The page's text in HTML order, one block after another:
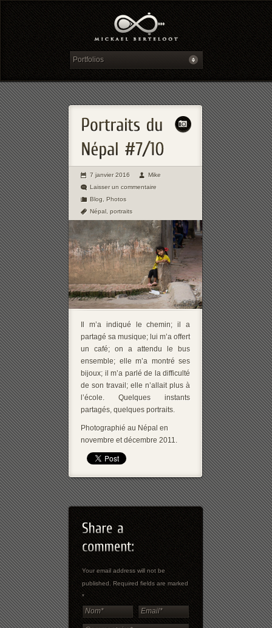
7 janvier 2016
Mike
Laisser un commentaire
Blog Photos
Népal portraits
Il m’a indiqué le chemin; il a
partagé sa musique; lui m’a offert
un café; on a attendu le bus
ensemble; elle m’a montré ses
bijoux; il m’a parlé de la difficulté
de son travail; elle n’allait plus à
l’école. Quelques instants
partagés, quelques portraits.
Photographié au Népal en
novembre et décembre 2011.
Your email address will not be
published. Required fields are marked
*